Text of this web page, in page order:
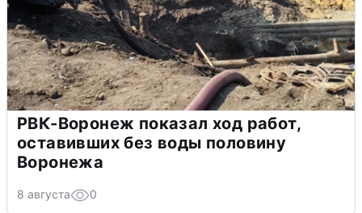
РВК-Воронеж показал ход работ,
оставивших без воды половину
Воронежа
8 августа 0